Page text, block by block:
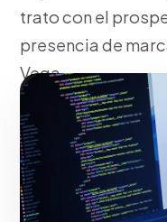
trato con el
presencia de
Vega.
Fase 2: Diseño de la
disparador.
destaca en La Vega.